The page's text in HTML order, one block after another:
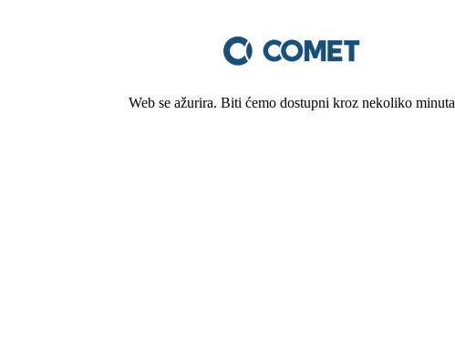
Web se ažurira. Biti ćemo dostupni kroz nekoliko minuta